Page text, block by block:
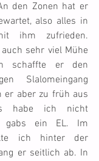
den Zonen hat er
also alles in
sehr viel Mühe
schaffte er den
Slalomeingang
er aber zu früh aus
habe ich nicht
gabs ein EL. Im
ich hinter der
er seitlich ab. In